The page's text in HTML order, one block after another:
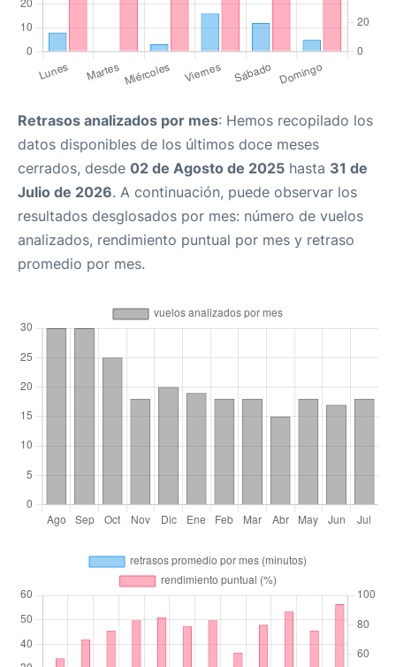
Retrasos analizados por mes: Hemos recopilado los
datos disponibles de los últimos doce meses
cerrados, desde 02 de Agosto de 2025 hasta 31 de
Julio de 2026. A continuación, puede observar los
resultados desglosados por mes: número de vuelos
analizados, rendimiento puntual por mes y retraso
promedio por mes.